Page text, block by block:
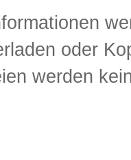
oder
werden